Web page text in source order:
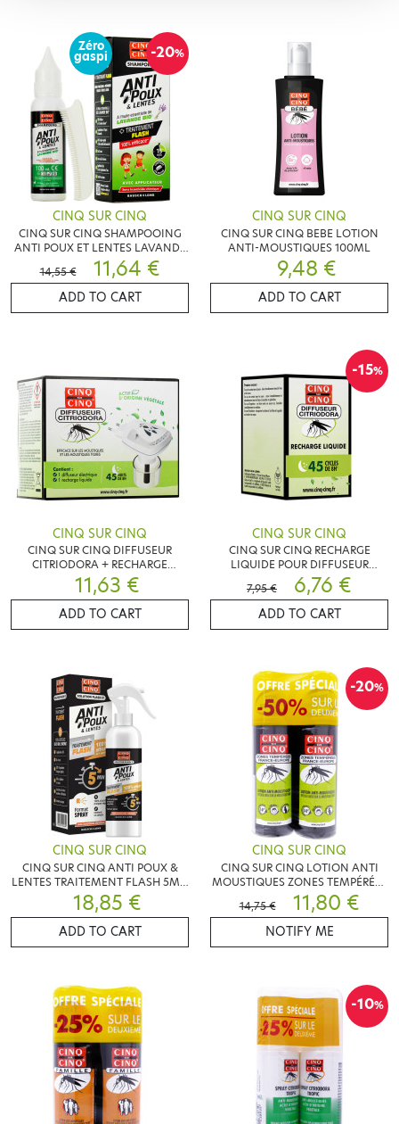
-20%
Zéro
gaspi
CINQ SUR CINQ
CINQ SUR CINQ SHAMPOOING
ANTI POUX ET LENTES LAVANDE
BIO 100ML
14,55 € 11,64 €
ADD TO CART
CINQ SUR CINQ
CINQ SUR CINQ BEBE LOTION
ANTI-MOUSTIQUES 100ML
9,48 €
ADD TO CART
CINQ SUR CINQ
CINQ SUR CINQ DIFFUSEUR
CITRIODORA + RECHARGE
LIQUIDE
11,63 €
ADD TO CART
-15%
CINQ SUR CINQ
CINQ SUR CINQ RECHARGE
LIQUIDE POUR DIFFUSEUR
CITRIODORA
7,95 € 6,76 €
ADD TO CART
CINQ SUR CINQ
CINQ SUR CINQ ANTI POUX &
LENTES TRAITEMENT FLASH 5MN
150ML
18,85 €
ADD TO CART
-20%
CINQ SUR CINQ
CINQ SUR CINQ LOTION ANTI
MOUSTIQUES ZONES TEMPÉRÉES
2X100ML
14,75 € 11,80 €
NOTIFY ME
-10%